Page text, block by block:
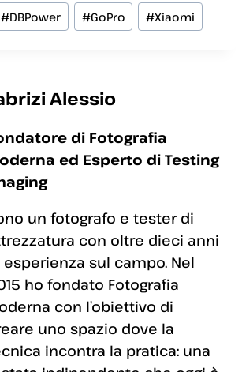
#DBPower #GoPro #Xiaomi
Alessio
di Fotografia
ed Esperto di Testing
un fotografo e tester di
con oltre dieci anni
esperienza sul campo. Nel
ho fondato Fotografia
con l’obiettivo di
uno spazio dove la
incontra la pratica: una